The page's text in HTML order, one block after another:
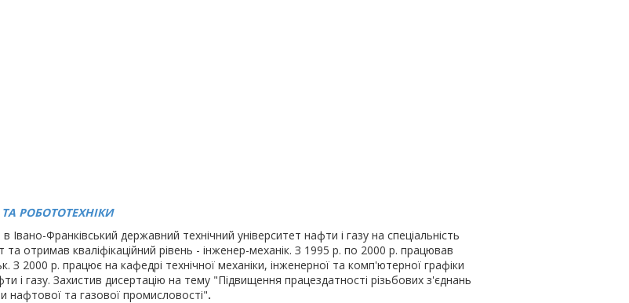
РОБОТОТЕХНІКИ
Франківський державний технічний університет нафти і газу на спеціальність
отримав кваліфікаційний рівень - інженер-механік. З 1995 р. по 2000 р. працював
З 2000 р. працює на кафедрі технічної механіки, інженерної та комп'ютерної графіки
і газу. Захистив дисертацію на тему "Підвищення працездатності різьбових з'єднань
та газової промисловості".